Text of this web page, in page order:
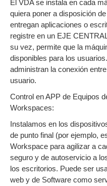
El VDA se instala en cada
quiera poner a disposición
entregan aplicaciones o
registre en un EJE
su vez, permite que la
disponibles para los
administran la conexión
usuario.
Control en APP de Equipos
Workspaces:
Instalamos en los
de punto final (por ejemplo,
Workspace para agilizar a
seguro y de autoservicio a
los escritorios. Puede ser
web y de Software como